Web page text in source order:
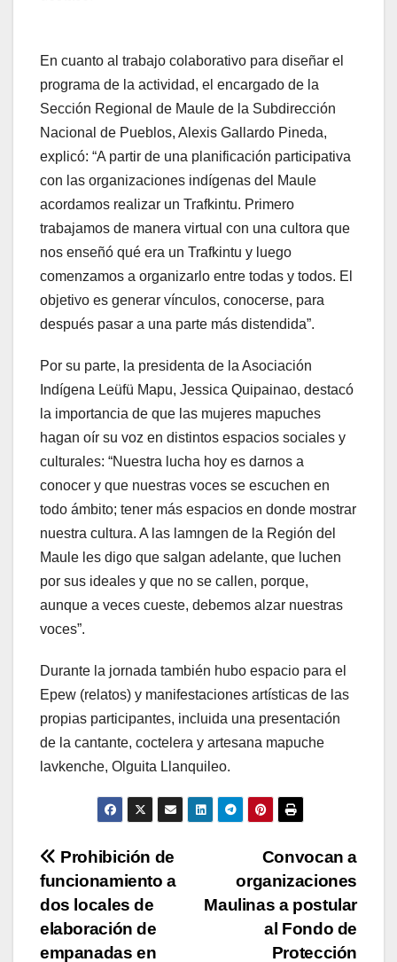
En cuanto al trabajo colaborativo para diseñar el
programa de la actividad, el encargado de la
Sección Regional de Maule de la Subdirección
Nacional de Pueblos, Alexis Gallardo Pineda,
explicó: “A partir de una planificación participativa
con las organizaciones indígenas del Maule
acordamos realizar un Trafkintu. Primero
trabajamos de manera virtual con una cultora que
nos enseñó qué era un Trafkintu y luego
comenzamos a organizarlo entre todas y todos. El
objetivo es generar vínculos, conocerse, para
después pasar a una parte más distendida”.
Por su parte, la presidenta de la Asociación
Indígena Leüfü Mapu, Jessica Quipainao, destacó
la importancia de que las mujeres mapuches
hagan oír su voz en distintos espacios sociales y
culturales: “Nuestra lucha hoy es darnos a
conocer y que nuestras voces se escuchen en
todo ámbito; tener más espacios en donde mostrar
nuestra cultura. A las lamngen de la Región del
Maule les digo que salgan adelante, que luchen
por sus ideales y que no se callen, porque,
aunque a veces cueste, debemos alzar nuestras
voces”.
Durante la jornada también hubo espacio para el
Epew (relatos) y manifestaciones artísticas de las
propias participantes, incluida una presentación
de la cantante, coctelera y artesana mapuche
lavkenche, Olguita Llanquileo.
Navegación
de
entradas
Convocan a
organizaciones
Maulinas a postular
al Fondo de
Protección
Prohibición de
funcionamiento a
dos locales de
elaboración de
empanadas en